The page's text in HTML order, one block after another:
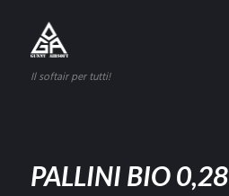
Il softair per tutti!
PALLINI BIO 0,28